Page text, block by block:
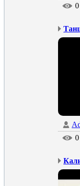
0
0